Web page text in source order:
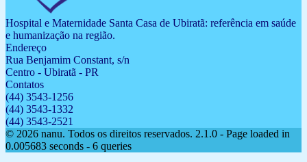
Hospital e Maternidade Santa Casa de Ubiratã: referência em saúde
e humanização na região.
Endereço
Rua Benjamim Constant, s/n
Centro - Ubiratã - PR
Contatos
(44) 3543-1256
(44) 3543-1332
(44) 3543-2521
© 2026 nanu. Todos os direitos reservados. 2.1.0 - Page loaded in
0.005683 seconds - 6 queries